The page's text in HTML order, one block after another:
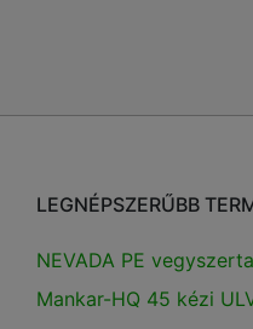
LEGNÉPSZERŰBB
NEVADA PE
Mankar-HQ 45 kézi